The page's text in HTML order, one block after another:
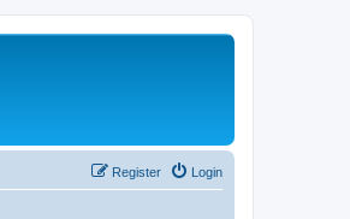
Login
Register